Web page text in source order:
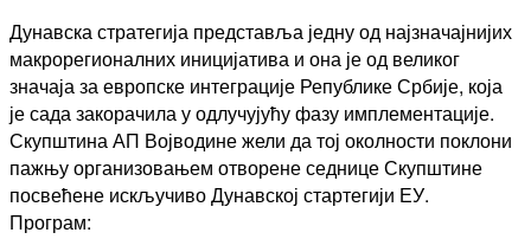
Дунавска стратегија представља једну од најзначајнијих
макрорегионалних иницијатива и она је од великог
значаја за европске интеграције Републике Србије, која
је сада закорачила у одлучујућу фазу имплементације.
Скупштина АП Војводине жели да тој околности поклони
пажњу организовањем отворене седнице Скупштине
посвећене искључиво Дунавској стартегији ЕУ.
Програм: